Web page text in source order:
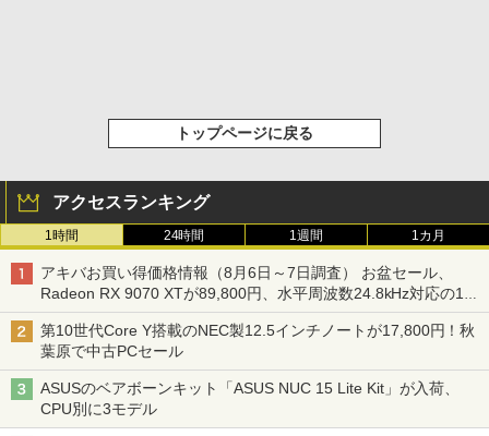
トップページに戻る
アクセスランキング
1時間 24時間 1週間 1カ月
アキバお買い得価格情報（8月6日～7日調査） お盆セール、
Radeon RX 9070 XTが89,800円、水平周波数24.8kHz対応の17
型モニターが9,801円、暑さ指数連動セール ほか
第10世代Core Y搭載のNEC製12.5インチノートが17,800円！秋
葉原で中古PCセール
ASUSのベアボーンキット「ASUS NUC 15 Lite Kit」が入荷、
CPU別に3モデル